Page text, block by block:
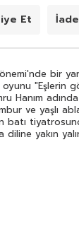
Et
ve yaşlı
batı
yakın